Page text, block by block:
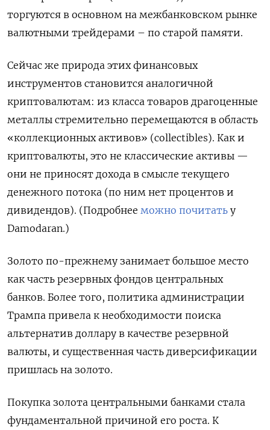
торгуются в основном на межбанковском рынке
валютными трейдерами – по старой памяти.
Сейчас же природа этих финансовых
инструментов становится аналогичной
криптовалютам: из класса товаров драгоценные
металлы стремительно перемещаются в область
«коллекционных активов» (collectibles). Как и
криптовалюты, это не классические активы —
они не приносят дохода в смысле текущего
денежного потока (по ним нет процентов и
дивидендов). (Подробнее можно почитать у
Damodaran.)
Золото по-прежнему занимает большое место
как часть резервных фондов центральных
банков. Более того, политика администрации
Трампа привела к необходимости поиска
альтернатив доллару в качестве резервной
валюты, и существенная часть диверсификации
пришлась на золото.
Покупка золота центральными банками стала
фундаментальной причиной его роста. К